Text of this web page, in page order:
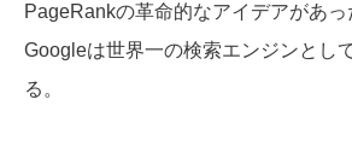
PageRankの革命的なアイデアがあっ
Googleは世界一の検索エンジンとし
る。